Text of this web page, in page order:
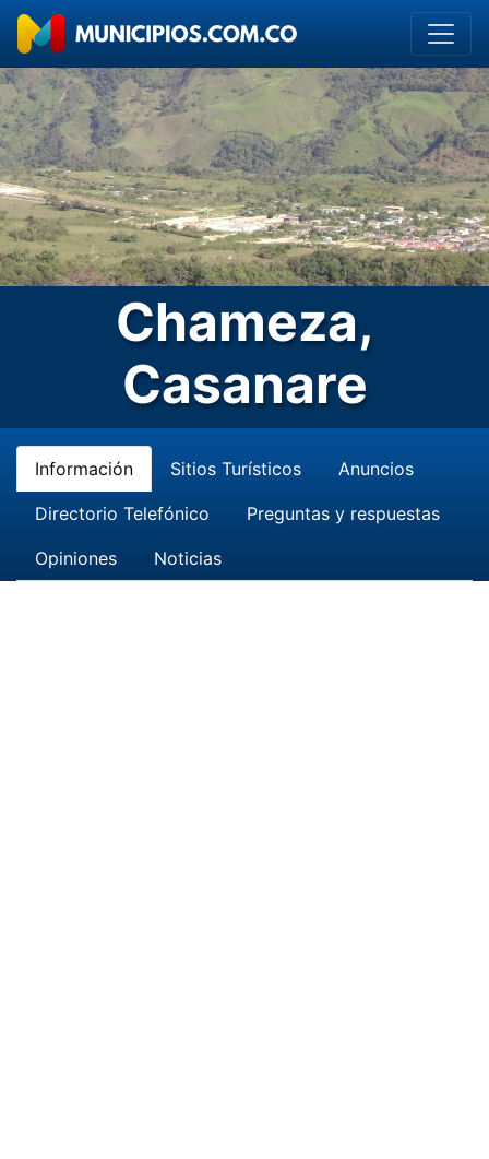
Chameza,
Casanare
Información Sitios Turísticos Anuncios
Directorio Telefónico Preguntas y respuestas
Opiniones Noticias